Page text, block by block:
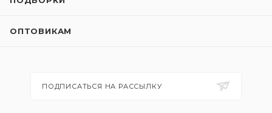
ОПТОВИКАМ
ПОДПИСАТЬСЯ НА РАССЫЛКУ